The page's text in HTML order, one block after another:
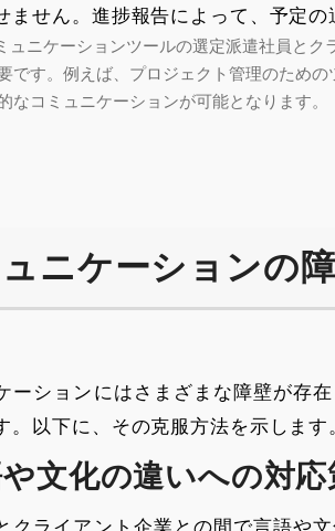
ません。進捗報告によって、予定
ュニケーションツールの選定派遣社員と
です。例えば、プロジェクト管理のため
なコミュニケーションが可能となります。
ニケーションの
ーションにはさまざまな障壁が存
。以下に、その克服方法を示します。
文化の違いへの対応
クライアント企業との間で言語や